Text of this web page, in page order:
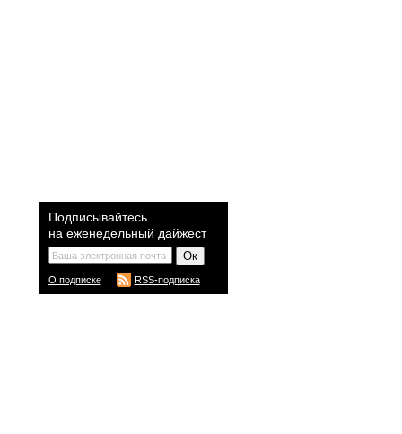
Подписывайтесь
на еженедельный дайжест
О подписке RSS-подписка